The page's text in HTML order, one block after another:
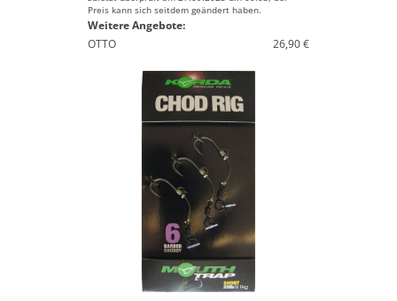
Preis kann sich seitdem geändert haben.
Weitere Angebote:
OTTO
26,90 €